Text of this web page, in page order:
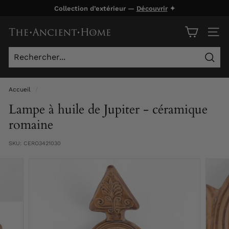
contenu
Collection d’extérieur — Découvrir✦
T
h
e
A
n
c
i
n
Accueil
Lampe à huile de Jupiter - céramique
romaine
SKU: CERO3421030